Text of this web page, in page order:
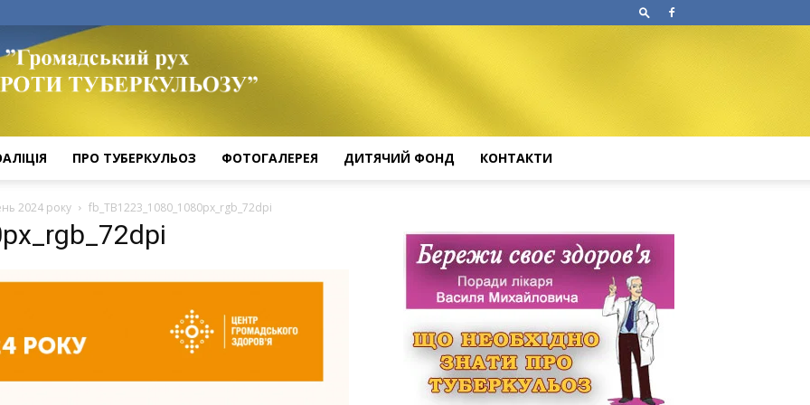
ПРО ТУБЕРКУЛЬОЗ ФОТОГАЛЕРЕЯ ДИТЯЧИЙ ФОНД КОНТАКТИ
2024 року fb_TB1223_1080_1080px_rgb_72dpi